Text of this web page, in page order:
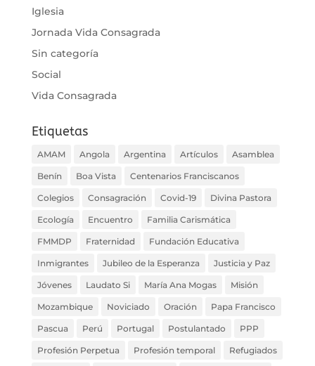
Iglesia
Jornada Vida Consagrada
Sin categoría
Social
Vida Consagrada
Etiquetas
AMAM Angola Argentina Artículos Asamblea
Benín Boa Vista Centenarios Franciscanos
Colegios Consagración Covid-19 Divina Pastora
Ecología Encuentro Familia Carismática
FMMDP Fraternidad Fundación Educativa
Inmigrantes Jubileo de la Esperanza Justicia y Paz
Jóvenes Laudato Si María Ana Mogas Misión
Mozambique Noviciado Oración Papa Francisco
Pascua Perú Portugal Postulantado PPP
Profesión Perpetua Profesión temporal Refugiados